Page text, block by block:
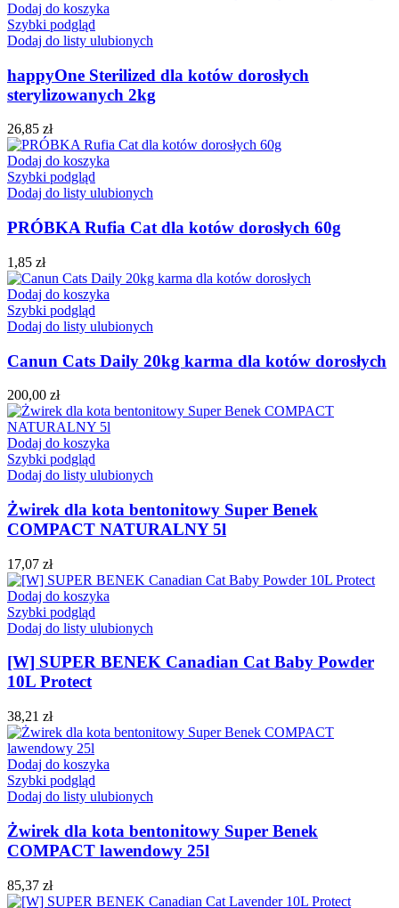
Dodaj do koszyka
Szybki podgląd
Dodaj do listy ulubionych
happyOne Sterilized dla kotów dorosłych
sterylizowanych 2kg
26,85 zł
Dodaj do koszyka
Szybki podgląd
Dodaj do listy ulubionych
PRÓBKA Rufia Cat dla kotów dorosłych 60g
1,85 zł
Dodaj do koszyka
Szybki podgląd
Dodaj do listy ulubionych
Canun Cats Daily 20kg karma dla kotów dorosłych
200,00 zł
Dodaj do koszyka
Szybki podgląd
Dodaj do listy ulubionych
Żwirek dla kota bentonitowy Super Benek
COMPACT NATURALNY 5l
17,07 zł
Dodaj do koszyka
Szybki podgląd
Dodaj do listy ulubionych
[W] SUPER BENEK Canadian Cat Baby Powder
10L Protect
38,21 zł
Dodaj do koszyka
Szybki podgląd
Dodaj do listy ulubionych
Żwirek dla kota bentonitowy Super Benek
COMPACT lawendowy 25l
85,37 zł